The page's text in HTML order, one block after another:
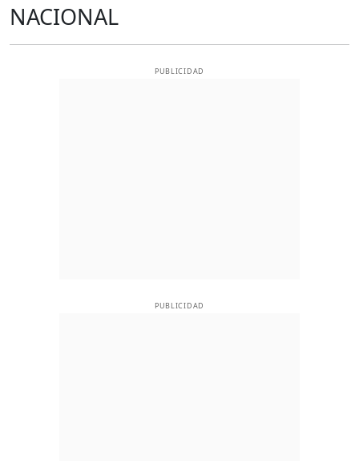
NACIONAL
PUBLICIDAD
PUBLICIDAD